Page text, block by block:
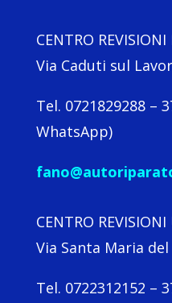
CENTRO REVISIONI
Via Caduti sul
Tel. 0721829288 –
WhatsApp)
CENTRO
Via Santa Maria del
Tel. 0722312152 –